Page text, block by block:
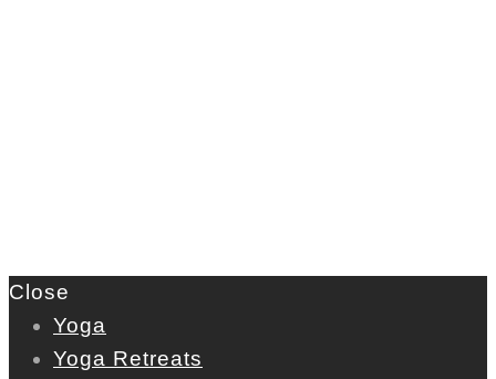
Close
Yoga
Yoga Retreats